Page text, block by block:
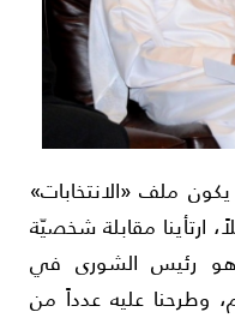
«الانتخابات»
مقابلة شخصيّة
الشورى في
عليه عدداً من